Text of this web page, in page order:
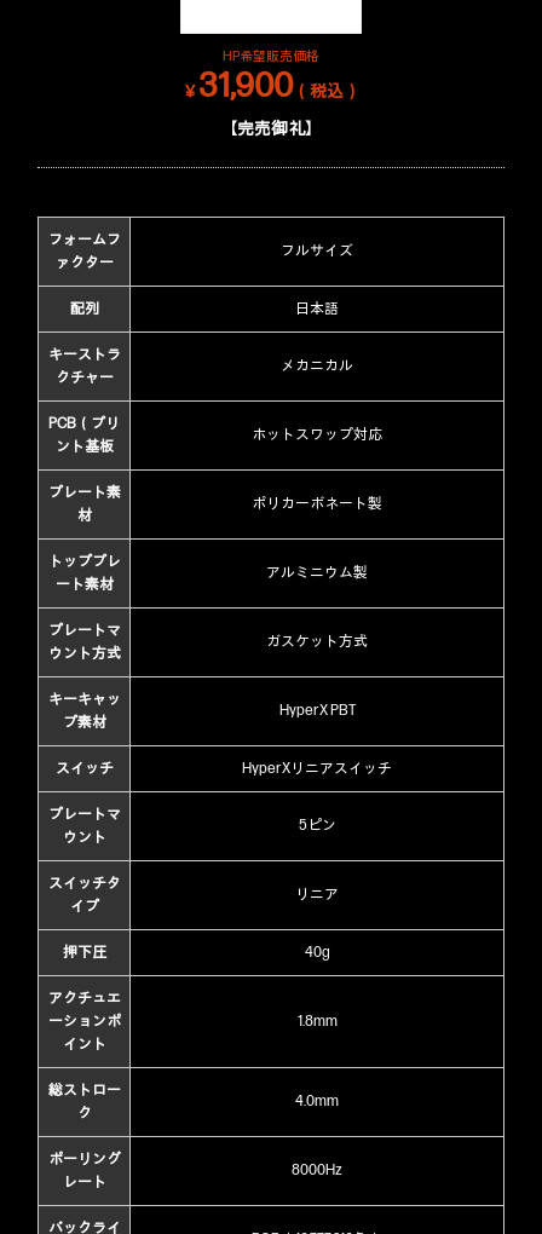
HP希望販売価格
￥31,900（税込）
【完売御礼】
フォームフ
ァクター
フルサイズ
配列 日本語
キーストラ
クチャー
メカニカル
PCB（プリ
ント基板
ホットスワップ対応
プレート素
材
ポリカーボネート製
トッププレ
ート素材
アルミニウム製
プレートマ
ウント方式
ガスケット方式
キーキャッ
プ素材
HyperX PBT
スイッチ HyperXリニアスイッチ
プレートマ
ウント
5ピン
スイッチタ
イプ
リニア
押下圧 40g
アクチュエ
ーションポ
イント
1.8mm
総ストロー
ク
4.0mm
ポーリング
レート
8000Hz
バックライ